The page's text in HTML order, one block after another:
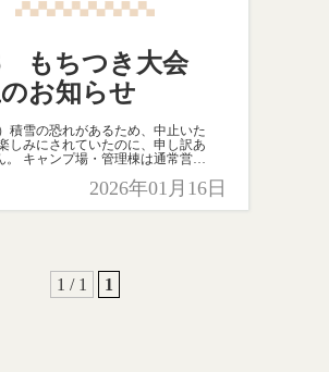
もちつき大会
お知らせ
積雪の恐れがあるため、中止いた
しみにされていたのに、申し訳あ
。 キャンプ場・管理棟は通常営業
2026年01月16日
1 / 1 1